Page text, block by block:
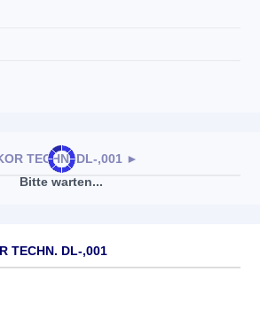
Bitte warten...
TECHN. DL-,001 ►
TECHN. DL-,001